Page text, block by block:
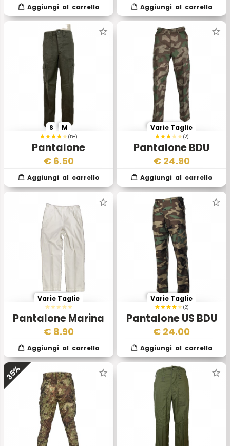
(58)
Pantalone
Austriaco
S M
€ 6.50
(2)
Pantalone BDU
Splintertarn
Varie Taglie
€ 24.90
Pantalone Marina
Militare
Bundesmarine
Varie Taglie
€ 8.90
(2)
Pantalone US BDU
Dress Uniform
Varie Taglie
€ 24.00
35%